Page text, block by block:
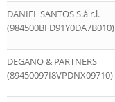
DANIEL SANTOS S.à r.l.
(984500BFD91Y0DA7B010)
DEGANO & PARTNERS
(89450097I8VPDNX09710)